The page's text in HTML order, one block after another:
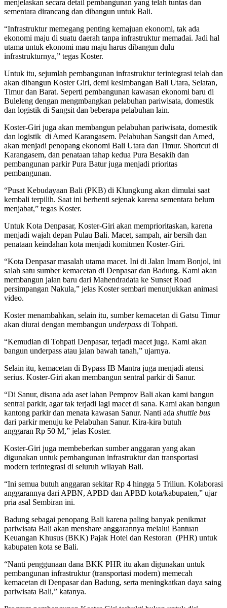
menjelaskan secara detail pembangunan yang telah tuntas dan
sementara dirancang dan dibangun untuk Bali.
“Infrastruktur memegang penting kemajuan ekonomi, tak ada
ekonomi maju di suatu daerah tanpa infrastruktur memadai. Jadi hal
utama untuk ekonomi mau maju harus dibangun dulu
infrastrukturnya,” tegas Koster.
Untuk itu, sejumlah pembangunan infrastruktur terintegrasi telah dan
akan dibangun Koster Giri, demi kesimbangan Bali Utara, Selatan,
Timur dan Barat. Seperti pembangunan kawasan ekonomi baru di
Buleleng dengan mengmbangkan pelabuhan pariwisata, domestik
dan logistik di Sangsit dan beberapa pelabuhan lain.
Koster-Giri juga akan membangun pelabuhan pariwisata, domestik
dan logistik di Amed Karangasem. Pelabuhan Sangsit dan Amed,
akan menjadi penopang ekonomi Bali Utara dan Timur. Shortcut di
Karangasem, dan penataan tahap kedua Pura Besakih dan
pembangunan parkir Pura Batur juga menjadi prioritas
pembangunan.
“Pusat Kebudayaan Bali (PKB) di Klungkung akan dimulai saat
kembali terpilih. Saat ini berhenti sejenak karena sementara belum
menjabat,” tegas Koster.
Untuk Kota Denpasar, Koster-Giri akan memprioritaskan, karena
menjadi wajah depan Pulau Bali. Macet, sampah, air bersih dan
penataan keindahan kota menjadi komitmen Koster-Giri.
“Kota Denpasar masalah utama macet. Ini di Jalan Imam Bonjol, ini
salah satu sumber kemacetan di Denpasar dan Badung. Kami akan
membangun jalan baru dari Mahendradata ke Sunset Road
persimpangan Nakula,” jelas Koster sembari menunjukkan animasi
video.
Koster menambahkan, selain itu, sumber kemacetan di Gatsu Timur
akan diurai dengan membangun underpass di Tohpati.
“Kemudian di Tohpati Denpasar, terjadi macet juga. Kami akan
bangun underpass atau jalan bawah tanah,” ujarnya.
Selain itu, kemacetan di Bypass IB Mantra juga menjadi atensi
serius. Koster-Giri akan membangun sentral parkir di Sanur.
“Di Sanur, disana ada aset lahan Pemprov Bali akan kami bangun
sentral parkir, agar tak terjadi lagi macet di sana. Kami akan bangun
kantong parkir dan menata kawasan Sanur. Nanti ada shuttle bus
dari parkir menuju ke Pelabuhan Sanur. Kira-kira butuh
anggaran Rp 50 M,” jelas Koster.
Koster-Giri juga membeberkan sumber anggaran yang akan
digunakan untuk pembangunan infrastruktur dan transportasi
modern terintegrasi di seluruh wilayah Bali.
“Ini semua butuh anggaran sekitar Rp 4 hingga 5 Triliun. Kolaborasi
anggarannya dari APBN, APBD dan APBD kota/kabupaten,” ujar
pria asal Sembiran ini.
Badung sebagai penopang Bali karena paling banyak penikmat
pariwisata Bali akan menshare anggarannya melalui Bantuan
Keuangan Khusus (BKK) Pajak Hotel dan Restoran (PHR) untuk
kabupaten kota se Bali.
“Nanti penggunaan dana BKK PHR itu akan digunakan untuk
pembangunan infrastruktur (transportasi modern) memecah
kemacetan di Denpasar dan Badung, serta meningkatkan daya saing
pariwisata Bali,” katanya.